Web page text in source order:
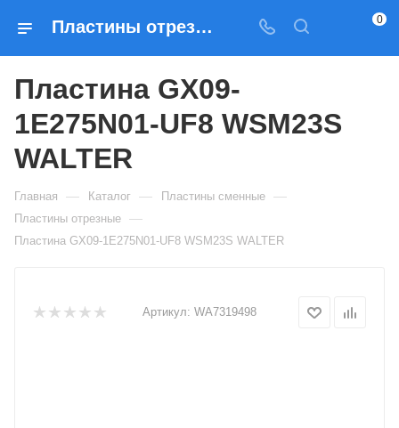
Пластины отрезные Пластина GX09-1E275N01-UF8 WSM23S WALTER — купить по выгодным ценам в Москве 0
Пластина GX09-
1E275N01-UF8 WSM23S
WALTER
Главная — Каталог — Пластины сменные —
Пластины отрезные —
Пластина GX09-1E275N01-UF8 WSM23S WALTER
Артикул: WA7319498